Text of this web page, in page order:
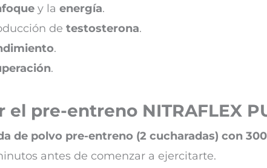
y la energía.
de testosterona.
.
.
el pre-entreno NITRAFLEX
de polvo pre-entreno (2 cucharadas) con
antes de comenzar a ejercitarte.